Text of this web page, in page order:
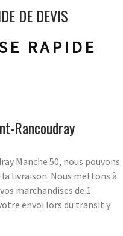
DE DEVIS
RAPIDE
Rancoudray
Manche 50, nous pouvons
livraison. Nous mettons à
marchandises de 1
envoi lors du transit y